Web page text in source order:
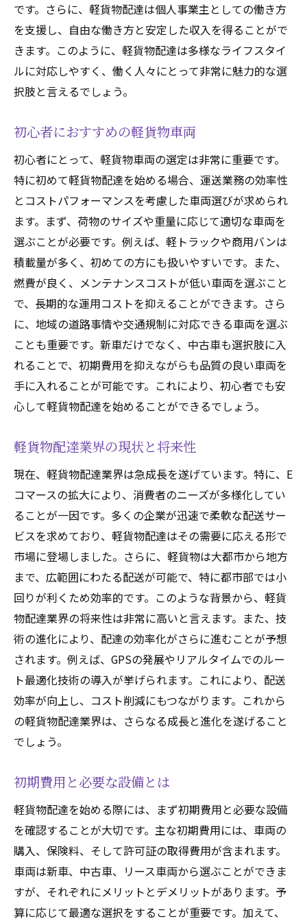
違反時の罰則とペナルティ
道路交通法改正のポイント
軽貨物配達での事故防止対策
軽貨物配達で重要な効果的なルート設定
GPSとナビゲーションの活用法
地元の交通事情を把握する方法
ピーク時とオフピーク時のルート戦略
時間帯別の配達効率化のコツ
顧客満足を高めるルート設定の秘訣
初心者が軽貨物配達で成功するためのポイント
初めての配達で準備すべきこと
顧客対応の基本マナー
トラブルシューティングのコツ
フィードバックを活かす方法
軽貨物配達での時間管理術
成功事例から学ぶポイント
軽貨物配達のキャリアをスタートするための第
軽貨物配達のキャリアパスとは
最初に取り組むべき準備事項
必要な資金と資金調達方法
軽貨物配達のビジネスモデルを理解する
初期投資を抑える方法
初心者が陥りやすい失敗とその対策
軽貨物配達業界で成功するための継続的な学び
業界セミナーと研修の活用法
最新技術とツールの導入
先輩ドライバーから学ぶ方法
実践的なスキルアップのための方法
定期的な自己評価と改善策
軽貨物配達業界の最新トレンド
技術革新とその影響
新しい配送方法とその利点
競合他社の動向と対策
スキルアップのためのオンラインリソース
コミュニティとネットワーキングの重要性
です。さらに、軽貨物配達は個人事業主としての働き方
を支援し、自由な働き方と安定した収入を得ることがで
きます。このように、軽貨物配達は多様なライフスタイ
ルに対応しやすく、働く人々にとって非常に魅力的な選
択肢と言えるでしょう。
初心者におすすめの軽貨物車両
初心者にとって、軽貨物車両の選定は非常に重要です。
特に初めて軽貨物配達を始める場合、運送業務の効率性
とコストパフォーマンスを考慮した車両選びが求められ
ます。まず、荷物のサイズや重量に応じて適切な車両を
選ぶことが必要です。例えば、軽トラックや商用バンは
積載量が多く、初めての方にも扱いやすいです。また、
燃費が良く、メンテナンスコストが低い車両を選ぶこと
で、長期的な運用コストを抑えることができます。さら
に、地域の道路事情や交通規制に対応できる車両を選ぶ
ことも重要です。新車だけでなく、中古車も選択肢に入
れることで、初期費用を抑えながらも品質の良い車両を
手に入れることが可能です。これにより、初心者でも安
心して軽貨物配達を始めることができるでしょう。
軽貨物配達業界の現状と将来性
現在、軽貨物配達業界は急成長を遂げています。特に、E
コマースの拡大により、消費者のニーズが多様化してい
ることが一因です。多くの企業が迅速で柔軟な配送サー
ビスを求めており、軽貨物配達はその需要に応える形で
市場に登場しました。さらに、軽貨物は大都市から地方
まで、広範囲にわたる配送が可能で、特に都市部では小
回りが利くため効率的です。このような背景から、軽貨
物配達業界の将来性は非常に高いと言えます。また、技
術の進化により、配達の効率化がさらに進むことが予想
されます。例えば、GPSの発展やリアルタイムでのルー
ト最適化技術の導入が挙げられます。これにより、配送
効率が向上し、コスト削減にもつながります。これから
の軽貨物配達業界は、さらなる成長と進化を遂げること
でしょう。
初期費用と必要な設備とは
軽貨物配達を始める際には、まず初期費用と必要な設備
を確認することが大切です。主な初期費用には、車両の
購入、保険料、そして許可証の取得費用が含まれます。
車両は新車、中古車、リース車両から選ぶことができま
すが、それぞれにメリットとデメリットがあります。予
算に応じて最適な選択をすることが重要です。加えて、